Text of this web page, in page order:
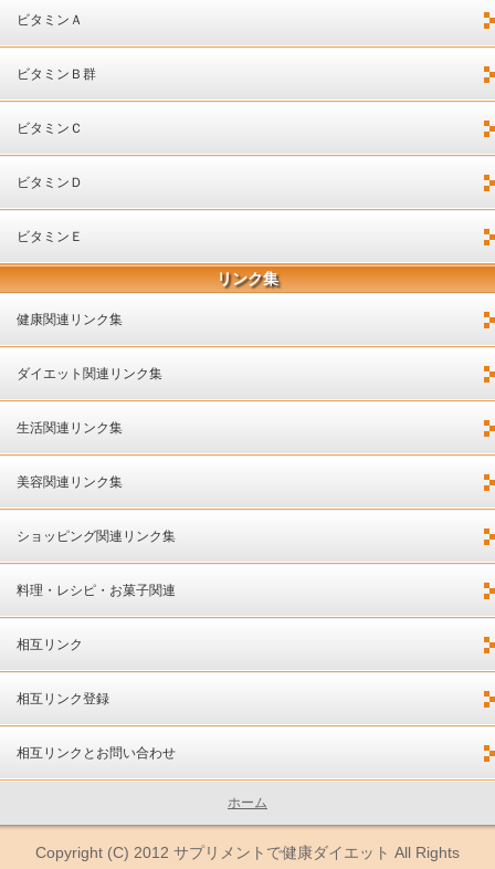
ビタミンＡ
ビタミンＢ群
ビタミンＣ
ビタミンＤ
ビタミンＥ
リンク集
健康関連リンク集
ダイエット関連リンク集
生活関連リンク集
美容関連リンク集
ショッピング関連リンク集
料理・レシピ・お菓子関連
相互リンク
相互リンク登録
相互リンクとお問い合わせ
ホーム
Copyright (C) 2012 サプリメントで健康ダイエット All Rights